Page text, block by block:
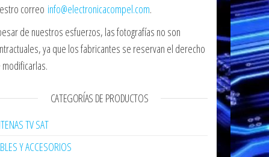
correo info@electronicacompel.com.
de nuestros esfuerzos, las fotografías no son
ya que los fabricantes se reservan el derecho
modificarlas.
CATEGORÍAS DE PRODUCTOS
TV SAT
Y ACCESORIOS